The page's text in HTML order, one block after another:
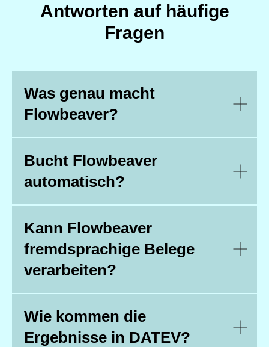
Antworten auf häufige
Fragen
Was genau macht
Flowbeaver?
Bucht Flowbeaver
automatisch?
Kann Flowbeaver
fremdsprachige Belege
verarbeiten?
Wie kommen die
Ergebnisse in DATEV?